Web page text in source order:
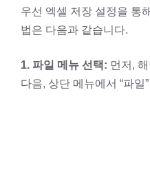
우선 엑셀 저장 설정을 통
법은 다음과 같습니다.
1. 파일 메뉴 선택: 먼저,
다음, 상단 메뉴에서 “파일